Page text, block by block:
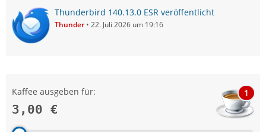
Thunderbird 140.13.0 ESR veröffentlicht
Thunder 22. Juli 2026 um 19:16
Kaffee ausgeben für:
3,00 €
1